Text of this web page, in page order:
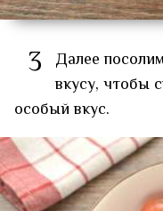
3
Далее
вкусу, чтобы
особый вкус.